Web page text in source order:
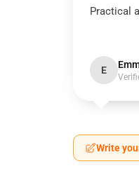
Practical
E
Write